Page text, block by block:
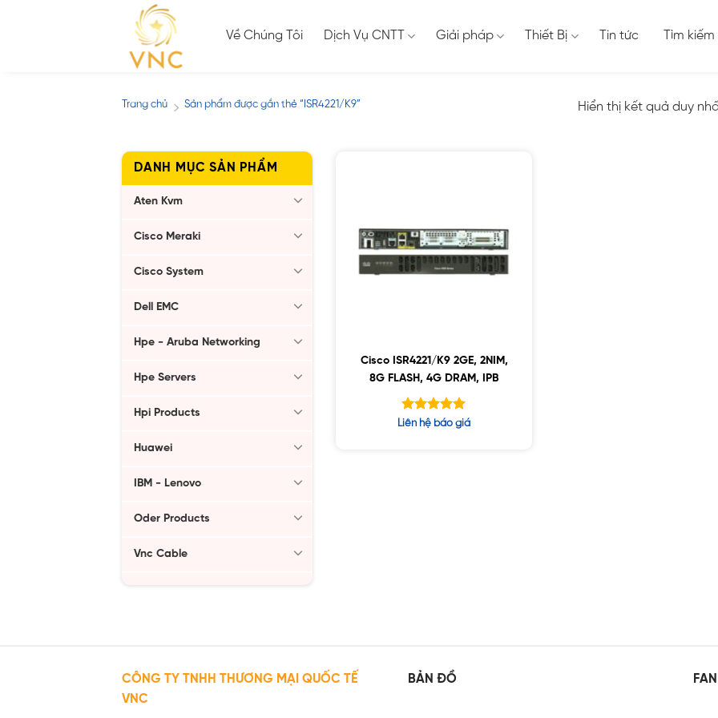
Về Chúng Tôi Dịch Vụ CNTT Giải pháp Thiết Bị Tin tức Tìm kiếm
Trang chủ / Sản phẩm được gắn thẻ “ISR4221/K9” Hiển thị kết quả duy
DANH MỤC SẢN PHẨM
Aten Kvm
Cisco Meraki
Cisco System
Dell EMC
Hpe - Aruba Networking
Hpe Servers
Hpi Products
Huawei
IBM - Lenovo
Oder Products
Vnc Cable
Cisco ISR4221/K9 2GE, 2NIM,
8G FLASH, 4G DRAM, IPB
Được xếp
Liên hệ báo giá
CÔNG TY TNHH THƯƠNG MẠI QUỐC TẾ
VNC
BẢN ĐỒ